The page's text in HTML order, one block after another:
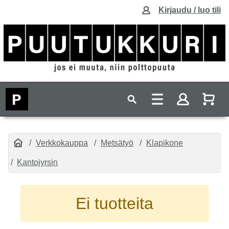
Kirjaudu / luo tili
Verkkokauppa Metsätyö Klapikone
Kantojyrsin
Ei tuotteita